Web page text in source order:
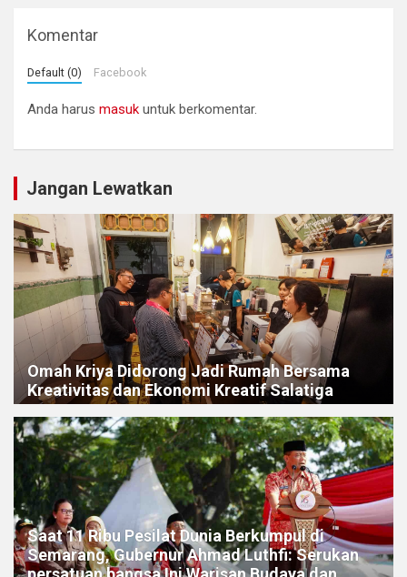
Komentar
Default (0) Facebook
Anda harus masuk untuk berkomentar.
Jangan Lewatkan
Omah Kriya Didorong Jadi Rumah Bersama
Kreativitas dan Ekonomi Kreatif Salatiga
Saat 11 Ribu Pesilat Dunia Berkumpul di
Semarang, Gubernur Ahmad Luthfi: Serukan